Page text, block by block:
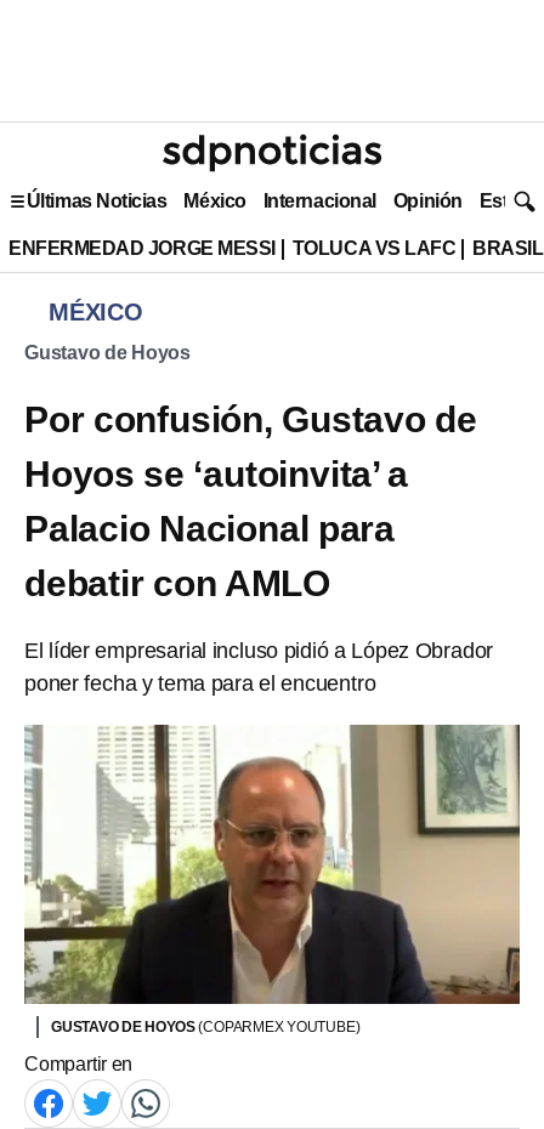
Últimas Noticias México Internacional Opinión Estilo
ENFERMEDAD JORGE MESSI TOLUCA VS LAFC
MÉXICO
Gustavo de Hoyos
Por confusión, Gustavo de
Hoyos se ‘autoinvita’ a
Palacio Nacional para
debatir con AMLO
El líder empresarial incluso pidió a López Obrador
poner fecha y tema para el encuentro
GUSTAVO DE HOYOS(COPARMEX YOUTUBE)
Compartir en